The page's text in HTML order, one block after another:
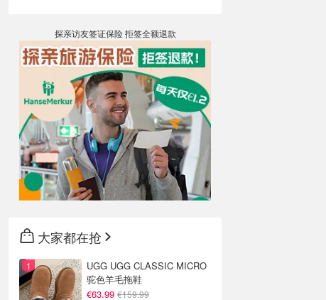
探亲访友签证保险 拒签全额退款
大家都在抢
UGG UGG CLASSIC MICRO
驼色羊毛拖鞋
€63.99 €159.99